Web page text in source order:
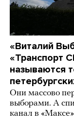
«Виталий
«Транспорт
называются
Они массово
выборами. А
канал в «Максе»